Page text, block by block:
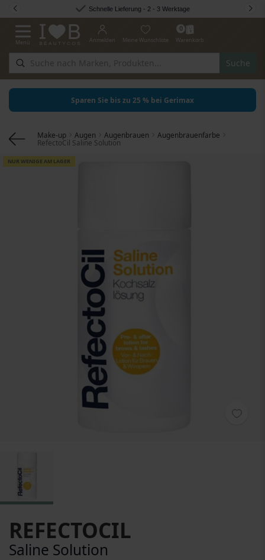
Zum Inhalt springen Schnelle Lieferung - 2 - 3 Werktage
Navigation umschalten
Menü
Suche
Anmelden Meine Wunschliste
0
Warenkorb
Sparen Sie bis zu 25 % bei Gerimax
Make-up Augen Augenbrauen
Augenbrauenfarbe
RefectoCil Saline Solution
Zum Ende der Bildgalerie springen
NUR WENIGE AM LAGER
REFECTOCIL
Saline Solution